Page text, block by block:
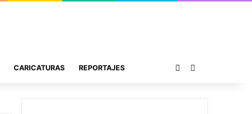
CARICATURAS REPORTAJES Publicación al azar